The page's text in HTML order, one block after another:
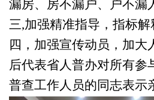
漏房、房不漏户、户不漏
三,加强精准指导，指标
四，加强宣传动员，加大
后代表省人普办对所有参
普查工作人员的同志表示